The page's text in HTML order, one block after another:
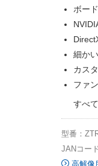
ボー
細か
カス
ファ
すべ
型番：
JANコー
高解像